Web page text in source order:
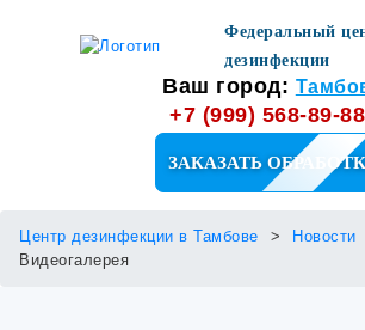
Федеральный
дезинфекции
Ваш город:
+7 (999) 568-89-88
ЗАКАЗАТЬ
Центр дезинфекции в Тамбове
Новости
Видеогалерея